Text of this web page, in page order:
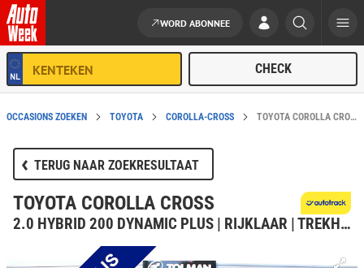
Ga naar de inhoud
WORD ABONNEE
OCCASIONS ZOEKEN TOYOTA COROLLA-CROSS TOYOTA COROLLA CROSS ELEKTRO/BENZINE AUTOMATISCH IN DRACHTEN KOPEN?
TERUG NAAR ZOEKRESULTAAT
TOYOTA COROLLA CROSS
2.0 HYBRID 200 DYNAMIC PLUS | RIJKLAAR | TREKHAAK | STOEL-/STUURVERW. | LED | KEYLESS | APPLE/ANDROID | CAMERA | DEALER ONDERHOUDEN